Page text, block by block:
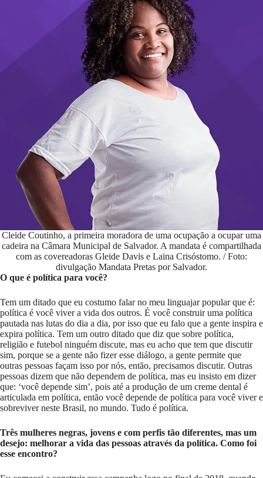
Cleide Coutinho, a primeira moradora de uma ocupação a ocupar uma
cadeira na Câmara Municipal de Salvador. A mandata é compartilhada
com as covereadoras Gleide Davis e Laina Crisóstomo. / Foto:
divulgação Mandata Pretas por Salvador.
O que é política para você?
Tem um ditado que eu costumo falar no meu linguajar popular que é:
política é você viver a vida dos outros. É você construir uma política
pautada nas lutas do dia a dia, por isso que eu falo que a gente inspira e
expira política. Tem um outro ditado que diz que sobre política,
religião e futebol ninguém discute, mas eu acho que tem que discutir
sim, porque se a gente não fizer esse diálogo, a gente permite que
outras pessoas façam isso por nós, então, precisamos discutir. Outras
pessoas dizem que não dependem de política, mas eu insisto em dizer
que: ‘você depende sim’, pois até a produção de um creme dental é
articulada em política, então você depende de política para você viver e
sobreviver neste Brasil, no mundo. Tudo é política.
Três mulheres negras, jovens e com perfis tão diferentes, mas um
desejo: melhorar a vida das pessoas através da política. Como foi
esse encontro?